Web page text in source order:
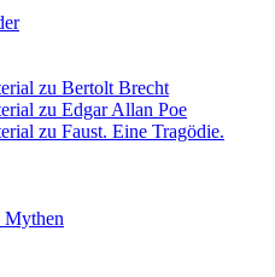
zu Bertolt Brecht
zu Edgar Allan Poe
zu Faust. Eine Tragödie.
Mythen